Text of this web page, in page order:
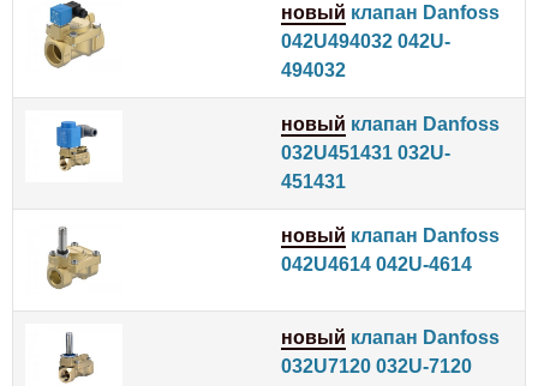
новый клапан Danfoss
042U494032 042U-
494032
новый клапан Danfoss
032U451431 032U-
451431
новый клапан Danfoss
042U4614 042U-4614
новый клапан Danfoss
032U7120 032U-7120